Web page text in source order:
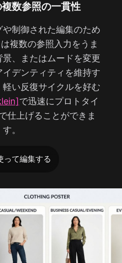
数参照の一貫性
制御された編集のため
複数の参照入力をうま
景、またはムードを変更
イデンティティを維持す
い反復サイクルを好む
で迅速にプロトタイ
仕上げることができま
す。
って編集する